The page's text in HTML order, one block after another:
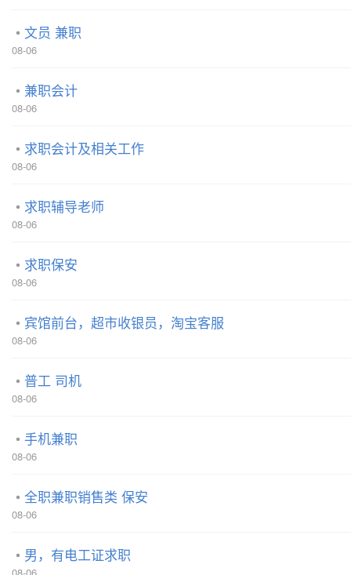
文员 兼职
08-06
兼职会计
08-06
求职会计及相关工作
08-06
求职辅导老师
08-06
求职保安
08-06
宾馆前台，超市收银员，淘宝客服
08-06
普工 司机
08-06
手机兼职
08-06
全职兼职销售类 保安
08-06
男，有电工证求职